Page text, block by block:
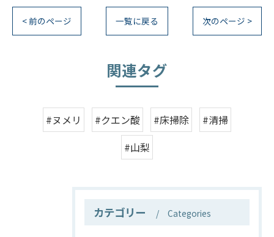
< 前のページ 一覧に戻る 次のページ >
関連タグ
#ヌメリ #クエン酸 #床掃除
#清掃
#山梨
カテゴリー Categories